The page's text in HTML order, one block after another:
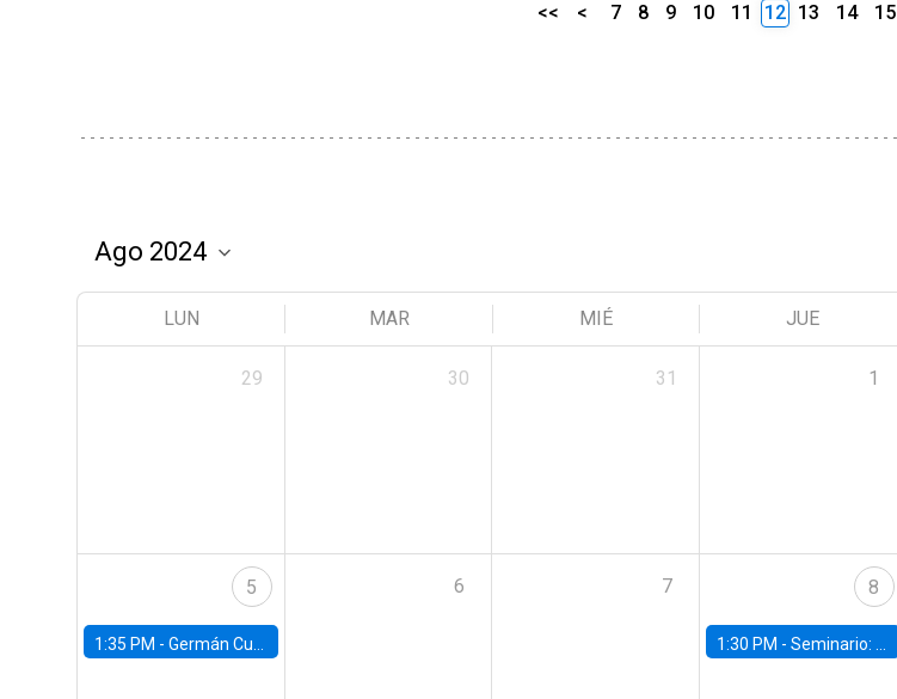
<< < 7 8 9 10 11 12 13 14 15
LUN MAR MIÉ JUE
29 30 31 1
5
1:35 PM - Germán Cubas, University of Houston
6 7 8
1:30 PM -Seminario: “Recuperando la humanidad para progresar en la era de la IA»